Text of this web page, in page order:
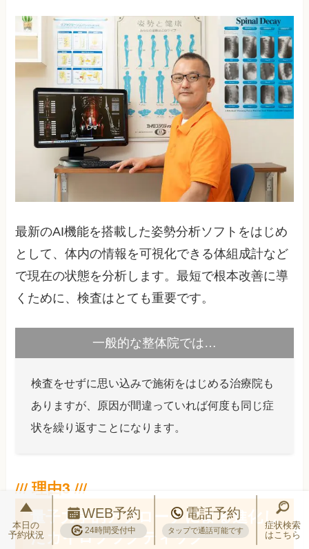
最新のAI機能を搭載した姿勢分析ソフトをはじめ
として、体内の情報を可視化できる体組成計など
で現在の状態を分析します。最短で根本改善に導
くために、検査はとても重要です。
一般的な整体院では…
検査をせずに思い込みで施術をはじめる治療院も
ありますが、原因が間違っていれば何度も同じ症
状を繰り返すことになります。
量子力学的アプローチによる進化し
たカイロプラクティック
本日の
予約状況
WEB予約
24時間受付中
電話予約
タップで通話可能です
症状検索
はこちら